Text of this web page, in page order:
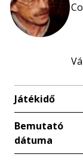
Játékidő
Bemutató
dátuma